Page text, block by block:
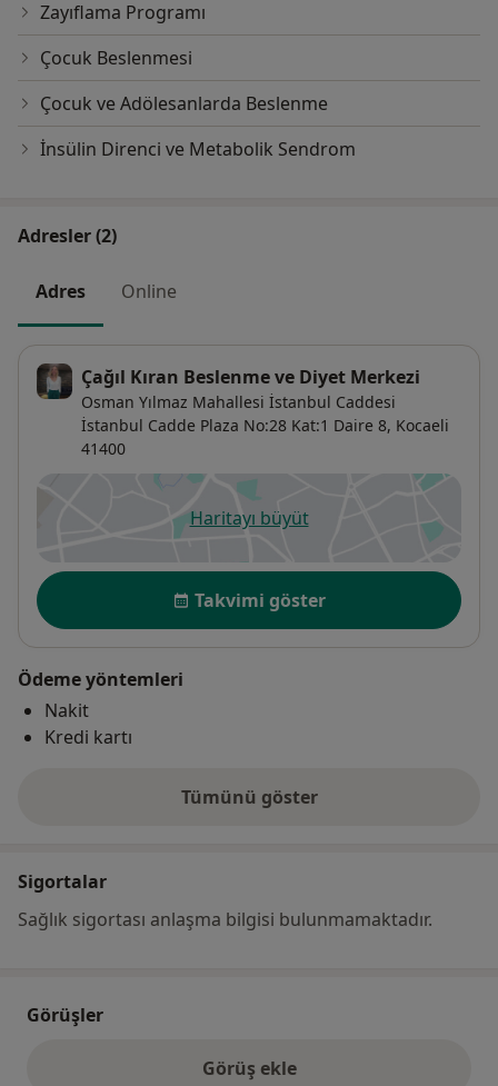
Zayıflama Programı
Çocuk Beslenmesi
Çocuk ve Adölesanlarda Beslenme
İnsülin Direnci ve Metabolik Sendrom
Adresler (2)
Adres Online
Çağıl Kıran Beslenme ve Diyet Merkezi
Osman Yılmaz Mahallesi İstanbul Caddesi
İstanbul Cadde Plaza No:28 Kat:1 Daire 8, Kocaeli
41400
Haritayı büyütyeni bir sekmede açılır
Uygunluk
Takvimi göster
Ödeme yöntemleri
Nakit
Kredi kartı
Tümünü göster
adres hakkında
Sigortalar
Sağlık sigortası anlaşma bilgisi bulunmamaktadır.
Görüşler
Görüş ekle